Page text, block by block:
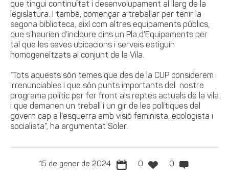
que tingui continuïtat i desenvolupament al llarg de la
legislatura. I també, començar a treballar per tenir la
segona biblioteca, així com altres equipaments públics,
que s’haurien d’incloure dins un Pla d’Equipaments per
tal que les seves ubicacions i serveis estiguin
homogeneïtzats al conjunt de la Vila.
“Tots aquests són temes que des de la CUP considerem
irrenunciables i que són punts importants del nostre
programa polític per fer front als reptes actuals de la vila
i que demanen un treball i un gir de les polítiques del
govern cap a l’esquerra amb visió feminista, ecologista i
socialista”, ha argumentat Soler.
15 de gener de 2024 0 0